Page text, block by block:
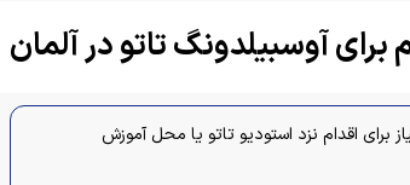
برای آوسبیلدونگ تاتو در آلمان
برای اقدام نزد استودیو تاتو یا محل آموزش